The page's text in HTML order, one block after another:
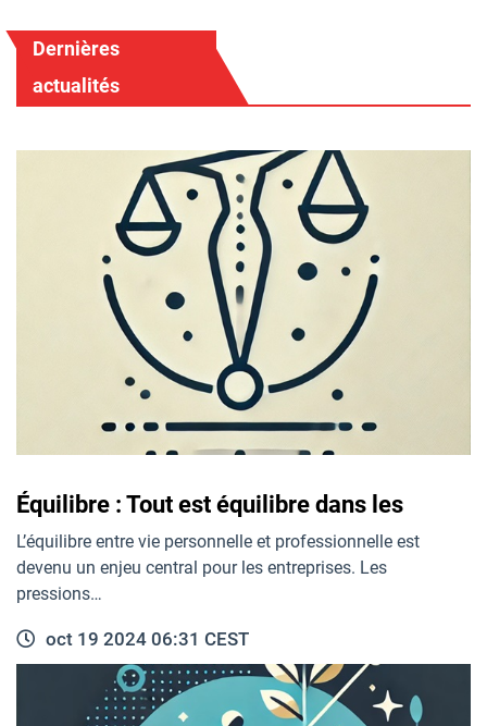
Dernières
actualités
Équilibre : Tout est équilibre dans les
L’équilibre entre vie personnelle et professionnelle est
devenu un enjeu central pour les entreprises. Les
pressions…
oct 19 2024 06:31 CEST